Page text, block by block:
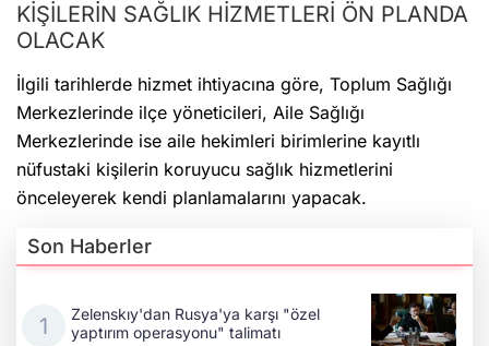
KİŞİLERİN SAĞLIK HİZMETLERİ ÖN PLANDA
OLACAK
İlgili tarihlerde hizmet ihtiyacına göre, Toplum Sağlığı
Merkezlerinde ilçe yöneticileri, Aile Sağlığı
Merkezlerinde ise aile hekimleri birimlerine kayıtlı
nüfustaki kişilerin koruyucu sağlık hizmetlerini
önceleyerek kendi planlamalarını yapacak.
Son Haberler
Zelenskıy'dan Rusya'ya karşı "özel
yaptırım operasyonu" talimatı